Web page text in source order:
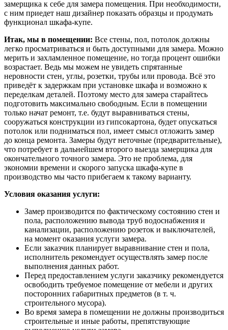
замерщика к себе для замера помещения. При необходимости,
с ним приедет наш дизайнер показать образцы и продумать
функционал шкафа-купе.
Итак, мы в помещении: Все стены, пол, потолок должны
легко просматриваться и быть доступными для замера. Можно
мерить и захламленное помещение, но тогда процент ошибки
возрастает. Ведь мы можем не увидеть спрятанные
неровности стен, углы, розетки, трубы или провода. Всё это
приведёт к задержкам при установке шкафа и возможно к
переделкам деталей. Поэтому место для замера старайтесь
подготовить максимально свободным. Если в помещении
только начат ремонт, т.е. будут выравниваться стены,
сооружаться конструкции из гипсокартона, будет опускаться
потолок или подниматься пол, имеет смысл отложить замер
до конца ремонта. Замеры будут неточные (предварительные),
что потребует в дальнейшем второго выезда замерщика для
окончательного точного замера. Это не проблема, для
экономии времени и скорого запуска шкафа-купе в
производство мы часто прибегаем к такому варианту.
Условия оказания услуги:
Замер производится по фактическому состоянию стен и
пола, расположению вывода труб водоснабжения и
канализации, расположению розеток и выключателей,
на момент оказания услуги замера.
Если заказчик планирует выравнивание стен и пола,
исполнитель рекомендует осуществлять замер после
выполнения данных работ.
Перед предоставлением услуги заказчику рекомендуется
освободить требуемое помещение от мебели и других
посторонних габаритных предметов (в т. ч.
строительного мусора).
Во время замера в помещении не должны производиться
строительные и иные работы, препятствующие